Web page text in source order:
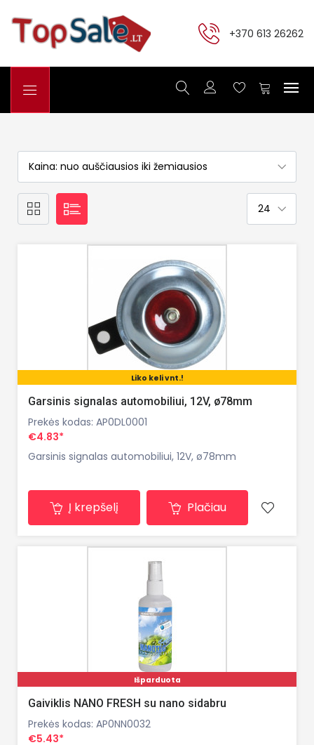
+370 613 26262
Liko keli vnt.!
Garsinis signalas automobiliui, 12V, ø78mm
Prekės kodas: AP0DL0001
€4.83*
Garsinis signalas automobiliui, 12V, ø78mm
Į krepšelį Plačiau
Išparduota
Gaiviklis NANO FRESH su nano sidabru
Prekės kodas: AP0NN0032
€5.43*